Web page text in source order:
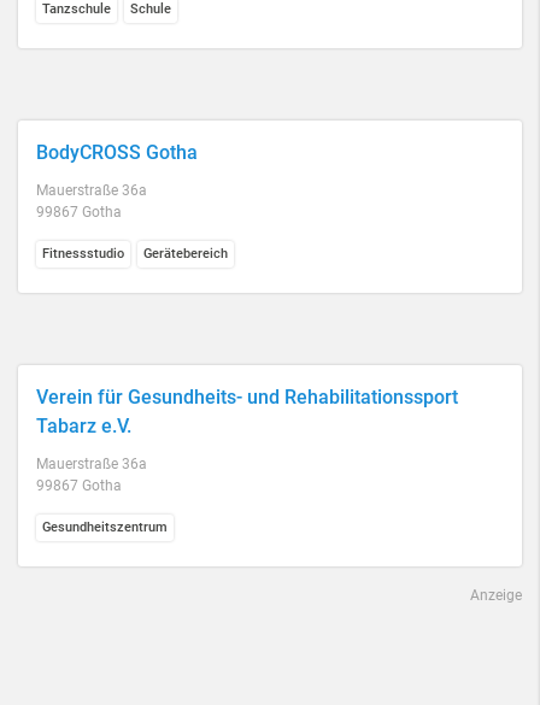
Tanzschule Schule
BodyCROSS Gotha
Mauerstraße 36a
99867 Gotha
Fitnessstudio Gerätebereich
Verein für Gesundheits- und Rehabilitationssport
Tabarz e.V.
Mauerstraße 36a
99867 Gotha
Gesundheitszentrum
Anzeige